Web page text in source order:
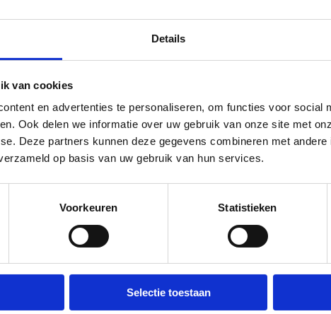
Details
van cookies
en advertenties te personaliseren, om functies voor social
Ook delen we informatie over uw gebruik van onze site met
Deze partners kunnen deze gegevens combineren met
op basis van uw gebruik van hun services.
Voorkeuren Statistieken
Selectie toestaan